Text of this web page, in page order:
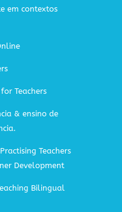
em contextos
Teachers
& ensino de
Teachers
Development
Bilingual